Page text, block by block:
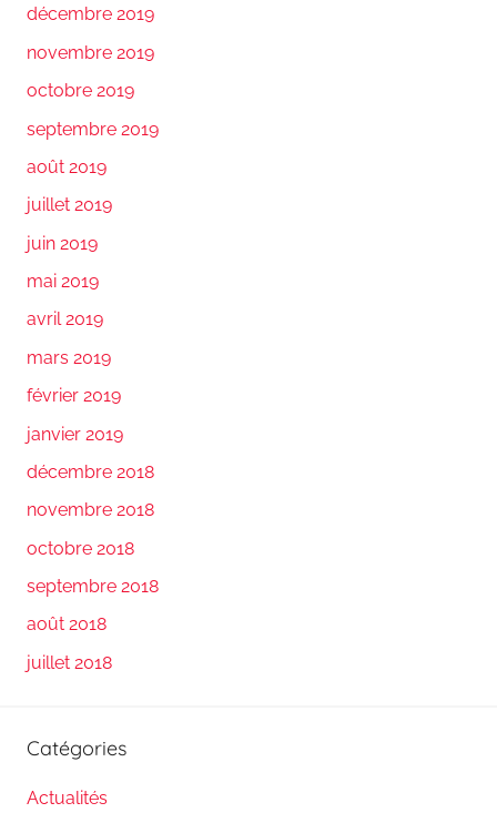
décembre 2019
novembre 2019
octobre 2019
septembre 2019
août 2019
juillet 2019
juin 2019
mai 2019
avril 2019
mars 2019
février 2019
janvier 2019
décembre 2018
novembre 2018
octobre 2018
septembre 2018
août 2018
juillet 2018
Catégories
Actualités